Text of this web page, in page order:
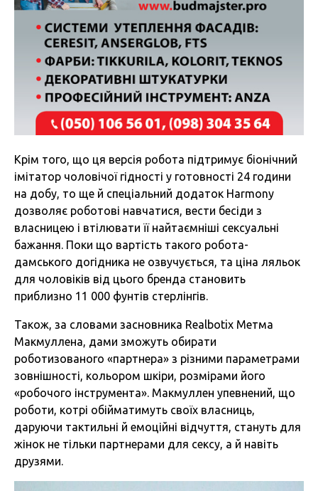
Крім того, що ця версія робота підтримує біонічний
імітатор чоловічої гідності у готовності 24 години
на добу, то ще й спеціальний додаток Harmony
дозволяє роботові навчатися, вести бесіди з
власницею і втілювати її найтаємніші сексуальні
бажання. Поки що вартість такого робота-
дамського догідника не озвучується, та ціна ляльок
для чоловіків від цього бренда становить
приблизно 11 000 фунтів стерлінгів.
Також, за словами засновника Realbotix Метма
Макмуллена, дами зможуть обирати
роботизованого «партнера» з різними параметрами
зовнішності, кольором шкіри, розмірами його
«робочого інструмента». Макмуллен упевнений, що
роботи, котрі обійматимуть своїх власниць,
даруючи тактильні й емоційні відчуття, стануть для
жінок не тільки партнерами для сексу, а й навіть
друзями.